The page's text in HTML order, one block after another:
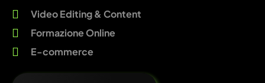
Video Editing & Content
Formazione Online
E-commerce